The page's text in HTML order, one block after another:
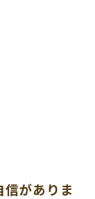
がありま